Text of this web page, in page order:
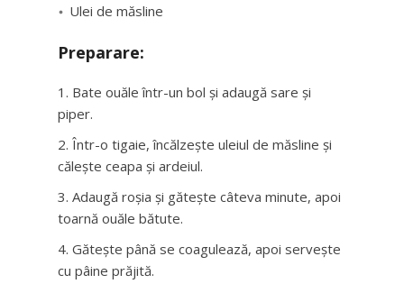
Ulei de măsline
Preparare:
Bate ouăle într-un bol și adaugă sare și
piper.
Într-o tigaie, încălzește uleiul de măsline și
călește ceapa și ardeiul.
Adaugă roșia și gătește câteva minute, apoi
toarnă ouăle bătute.
Gătește până se coagulează, apoi servește
cu pâine prăjită.